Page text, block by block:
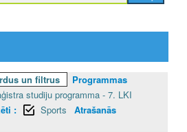
un filtrus
Programmas
studiju programma - 7. LKI
:
Sports
Atrašanās